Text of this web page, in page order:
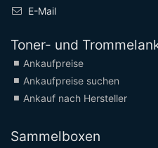
E-Mail
Toner- und
Ankaufpreise
Ankaufpreise suchen
Ankauf nach Hersteller
Sammelboxen